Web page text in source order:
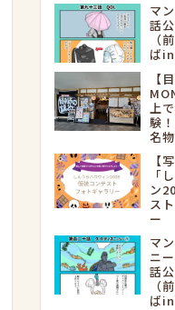
マ
話
（
ば
【
上
験
名
【
「
ン
ス
ー
マ
ニ
話
（
ば